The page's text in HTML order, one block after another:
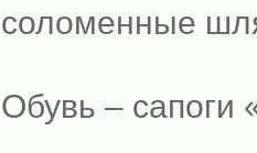
соломенные
Обувь – сапоги